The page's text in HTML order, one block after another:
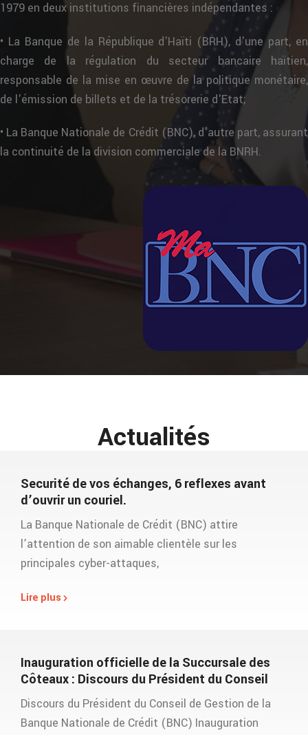
1979 en deux institutions financières indépendantes :
• La Banque de la République d'Haïti (BRH), d'une part, en
charge de la régulation du secteur bancaire haïtien,
responsable de la mise en œuvre de la politique monétaire,
de l'émission de billets et de la trésorerie d'Etat;
• La Banque Nationale de Crédit (BNC), d'autre part, assurant
la continuité de la division commerciale de la BNRH.
Actualités
Securité de vos échanges, 6 reflexes avant
d’ouvrir un couriel.
La Banque Nationale de Crédit (BNC) attire
l’attention de son aimable clientèle sur les
principales cyber-attaques,
Lire plus
Inauguration officielle de la Succursale des
Côteaux : Discours du Président du Conseil
Discours du Président du Conseil de Gestion de la
Banque Nationale de Crédit (BNC) Inauguration